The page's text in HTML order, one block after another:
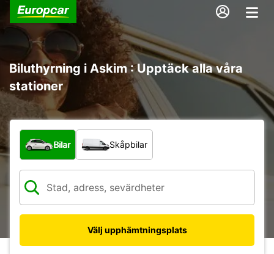
Biluthyrning i Askim : Upptäck alla våra
stationer
Vilken typ av fordon?
Bilar Skåpbilar
Välj upphämtningsplats